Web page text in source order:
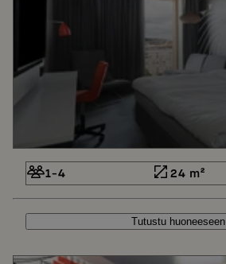
1-4 24 m²
Tutustu huoneeseen